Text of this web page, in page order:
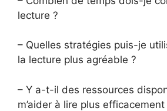
lecture ?
– Quelles stratégies puis-je
la lecture plus agréable ?
– Y a-t-il des ressources
m’aider à lire plus efficacement